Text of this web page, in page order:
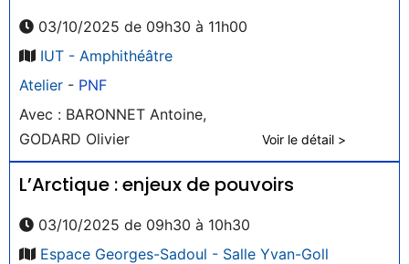
03/10/2025 de 09h30 à 11h00
IUT - Amphithéâtre
Atelier - PNF
Avec : BARONNET Antoine,
GODARD Olivier
Voir le détail >
L’Arctique : enjeux de pouvoirs
03/10/2025 de 09h30 à 10h30
Espace Georges-Sadoul - Salle Yvan-Goll